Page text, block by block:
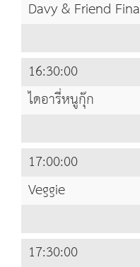
Davy & Friend
16:30:00
ไดอารี่หนูกุ๊ก
17:00:00
Veggie
17:30:00